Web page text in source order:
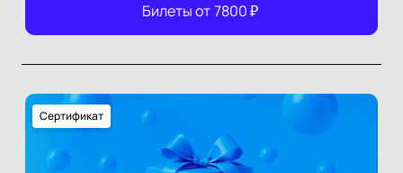
Билеты от 7800₽
Сертификат